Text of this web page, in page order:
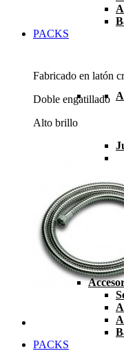
PACKS
PACKS
Fabricado en latón
Doble engatillado
Alto brillo